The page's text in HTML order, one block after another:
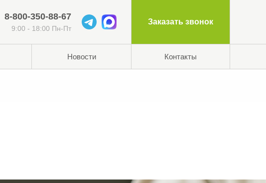
Заказать звонок
Контакты
Новости
9:00 - 18:00 Пн-Пт
8-800-350-88-67